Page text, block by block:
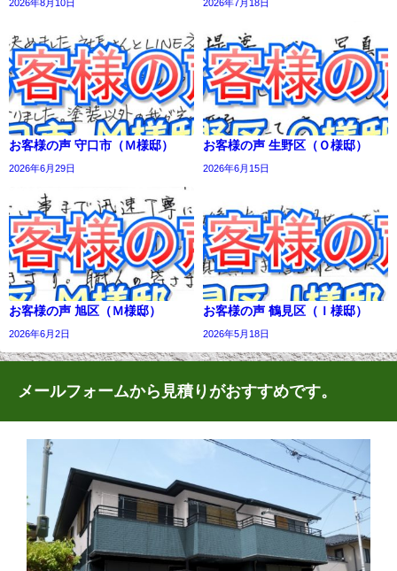
2026年8月10日 2026年7月18日
お客様の声 守口市（Ｍ様邸）
2026年6月29日
お客様の声 生野区（Ｏ様邸）
2026年6月15日
お客様の声 旭区（Ｍ様邸）
2026年6月2日
お客様の声 鶴見区（Ｉ様邸）
2026年5月18日
メールフォームから見積りがおすすめです。